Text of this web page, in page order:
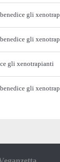
gli
gli
gli xenotrapianti
gli